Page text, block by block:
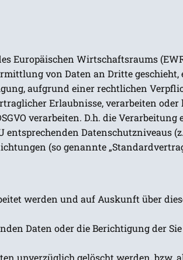
Europäischen Wirtschaftsraums
von Daten an Dritte geschieht,
aufgrund einer rechtlichen
Erlaubnisse, verarbeiten oder
verarbeiten. D.h. die Verarbeitung
Datenschutzniveaus
(so genannte
werden und auf Auskunft über
Daten oder die Berichtigung der
unverzüglich gelöscht werden, bzw.